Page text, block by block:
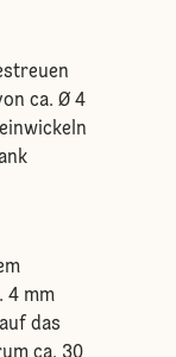
ca. Ø 4
4 mm
das